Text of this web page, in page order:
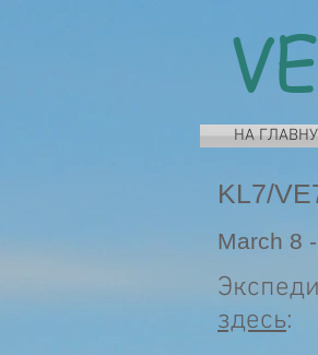
НА
KL7/
March 8
здесь: